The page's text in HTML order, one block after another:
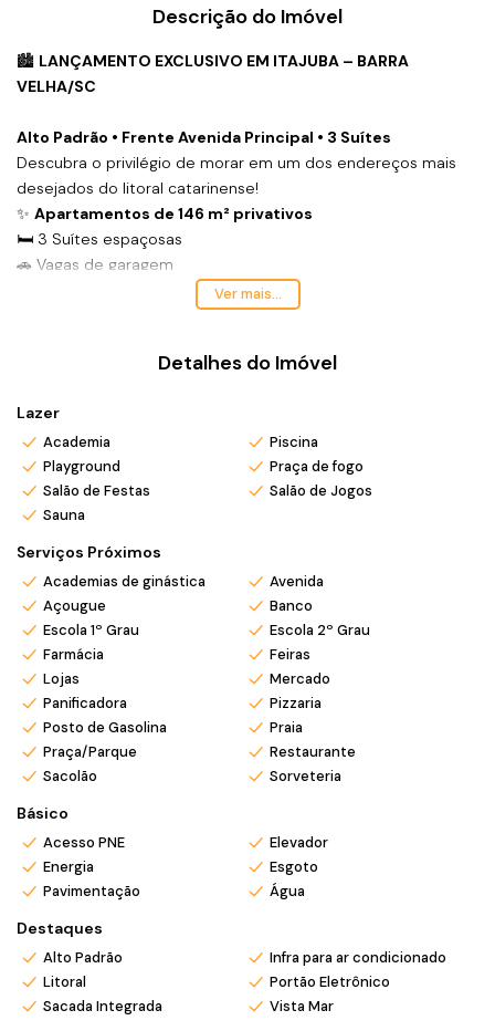
Descrição do Imóvel
🏙️ LANÇAMENTO EXCLUSIVO EM ITAJUBA – BARRA
VELHA/SC
Alto Padrão • Frente Avenida Principal • 3 Suítes
Descubra o privilégio de morar em um dos endereços mais
desejados do litoral catarinense!
✨ Apartamentos de 146 m² privativos
🛏️ 3 Suítes espaçosas
🚗 Vagas de garagem
📍 Localização estratégica – frente à avenida principal de
Itajuba e esquina com a Avenida Simas.
🏊‍♂️ Piscina adulto e infantil
🏋️ Academia equipada
🎉 Salão de festas
Ideal para quem busca conforto, sofisticação e qualidade de
vida a poucos minutos do mar.
✅
Empreendimento com acabamento de alto padrão
✅ Segurança e infraestrutura completas
✅ Ótima valorização e excelente investimento
📞 Entre em contato agora e agende uma visita!
More ou invista no melhor de Barra Velha/SC.
*Atendemos também em finais de semana e feriados com
pré agendamento.
*Ligue ou envie WhatsApp (47) 9 9705-6188. Siga nosso
Instagram @mar_negocios.imobiliarios
Ver mais...
Detalhes do Imóvel
Lazer
Academia
Piscina
Playground
Praça de fogo
Salão de Festas
Salão de Jogos
Sauna
Serviços Próximos
Academias de ginástica
Avenida
Açougue
Banco
Escola 1º Grau
Escola 2º Grau
Farmácia
Feiras
Lojas
Mercado
Panificadora
Pizzaria
Posto de Gasolina
Praia
Praça/Parque
Restaurante
Sacolão
Sorveteria
Básico
Acesso PNE
Elevador
Energia
Esgoto
Pavimentação
Água
Destaques
Alto Padrão
Infra para ar condicionado
Litoral
Portão Eletrônico
Sacada Integrada
Vista Mar